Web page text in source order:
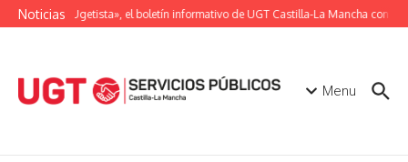
Saltar al contenido
Noticias
«Unión Ugetista», el boletín informativo de UGT Castilla-La Mancha con
Menu